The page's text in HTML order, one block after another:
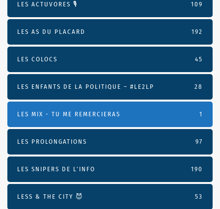
LES ACTUVORES 🎙 109
LES AS DU PLACARD 192
LES COLOCS 45
LES ENFANTS DE LA POLITIQUE – #LE2LP 28
LES MIX - TU ME REMERCIERAS 1
LES PROLONGATIONS 97
LES SNIPERS DE L’INFO 190
LESS & THE CITY 😈 53